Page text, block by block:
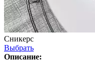
Сникерс
Выбрать
Описание: